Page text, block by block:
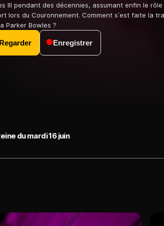
III pendant des décennies, assumant enfin le rôle
lors du Couronnement. Comment s’est faite la
Parker Bowles ?
Regarder Enregistrer
du mardi 16 juin